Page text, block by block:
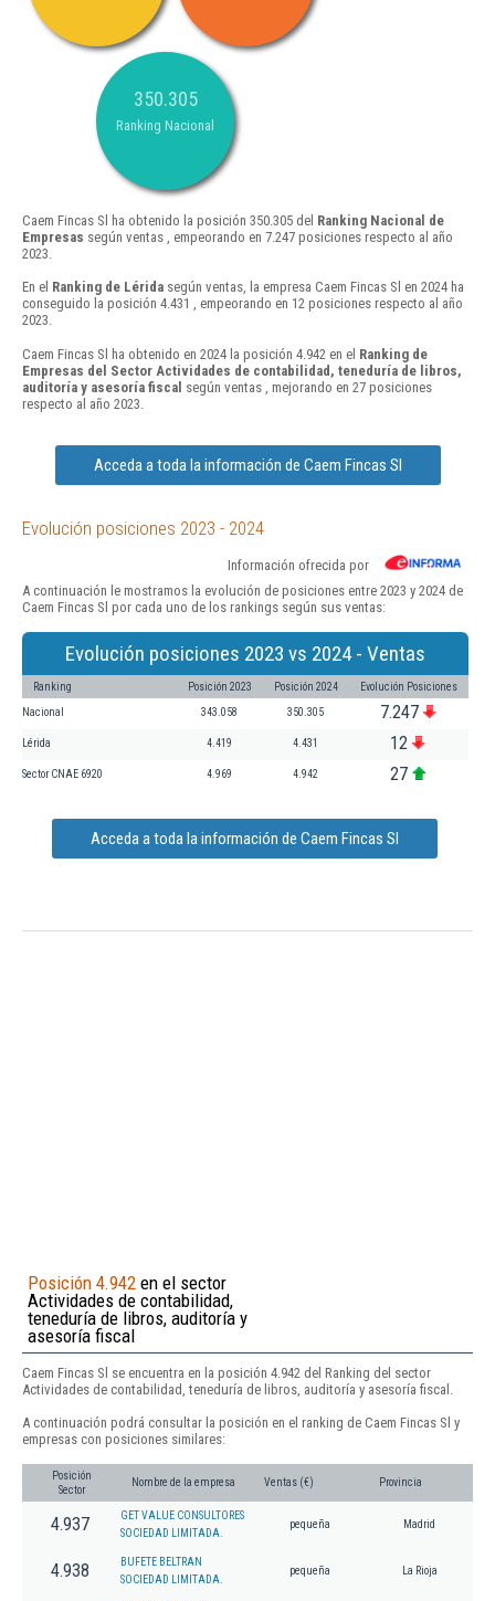
350.305
Ranking Nacional
Caem Fincas Sl ha obtenido la posición 350.305 del Ranking Nacional de
Empresas según ventas , empeorando en 7.247 posiciones respecto al año
2023.
En el Ranking de Lérida según ventas, la empresa Caem Fincas Sl en 2024 ha
conseguido la posición 4.431 , empeorando en 12 posiciones respecto al año
2023.
Caem Fincas Sl ha obtenido en 2024 la posición 4.942 en el Ranking de
Empresas del Sector Actividades de contabilidad, teneduría de libros,
auditoría y asesoría fiscal según ventas , mejorando en 27 posiciones
respecto al año 2023.
Acceda a toda la información de Caem Fincas Sl
Evolución posiciones 2023 - 2024
Información ofrecida por
A continuación le mostramos la evolución de posiciones entre 2023 y 2024 de
Caem Fincas Sl por cada uno de los rankings según sus ventas:
Evolución posiciones 2023 vs 2024 - Ventas
Ranking Posición 2023 Posición 2024 Evolución Posiciones
Nacional 343.058 350.305 7.247
Lérida 4.419 4.431 12
Sector CNAE 6920 4.969 4.942 27
Acceda a toda la información de Caem Fincas Sl
Posición 4.942 en el sector
Actividades de contabilidad,
teneduría de libros, auditoría y
asesoría fiscal
Caem Fincas Sl se encuentra en la posición 4.942 del Ranking del sector
Actividades de contabilidad, teneduría de libros, auditoría y asesoría fiscal.
A continuación podrá consultar la posición en el ranking de Caem Fincas Sl y
empresas con posiciones similares:
Posición
Sector
Nombre de la empresa Ventas (€) Provincia
4.937
GET VALUE CONSULTORES
SOCIEDAD LIMITADA.
pequeña Madrid
4.938
BUFETE BELTRAN
SOCIEDAD LIMITADA.
pequeña La Rioja